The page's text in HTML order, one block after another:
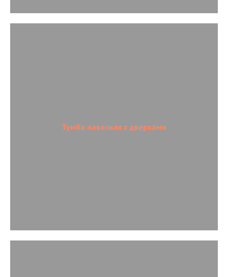
Тумба навесная с дверками